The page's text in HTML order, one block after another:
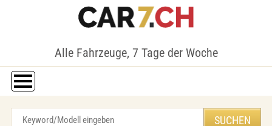
Alle Fahrzeuge, 7 Tage der Woche